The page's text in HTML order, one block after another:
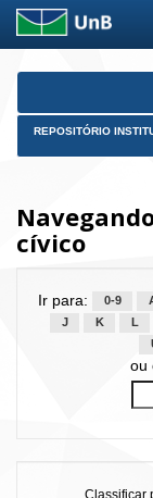
Skip
REPOSITÓRIO
cívico
Ir para: 0-9
J
K L
ou
Classificar